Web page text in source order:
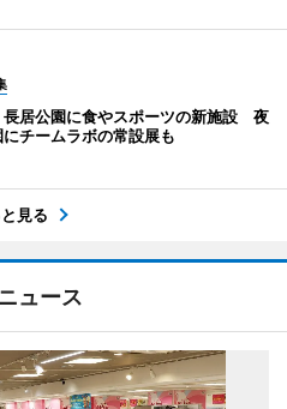
長居公園に食やスポーツの新施設 夜
チームラボの常設展も
見る
ュース